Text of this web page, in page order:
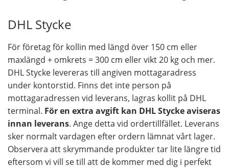
DHL Stycke
För företag för kollin med längd över 150 cm eller
maxlängd + omkrets = 300 cm eller vikt 20 kg och mer.
DHL Stycke levereras till angiven mottagaradress
under kontorstid. Finns det inte person på
mottagaradressen vid leverans, lagras kollit på DHL
terminal. För en extra avgift kan DHL Stycke aviseras
innan leverans. Ange detta vid ordertillfället. Leverans
sker normalt vardagen efter ordern lämnat vårt lager.
Observera att skrymmande produkter tar lite längre tid
eftersom vi vill se till att de kommer med dig i perfekt